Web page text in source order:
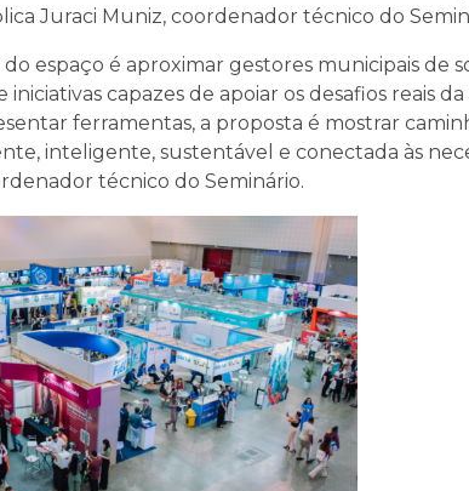
Juraci Muniz, coordenador técnico do
espaço é aproximar gestores municipais de
capazes de apoiar os desafios reais
ferramentas, a proposta é mostrar
inteligente, sustentável e conectada às
técnico do Seminário.